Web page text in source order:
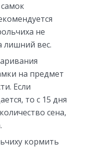
не
лишний вес.
на предмет
Если
то с 15 дня
сена,
кормить